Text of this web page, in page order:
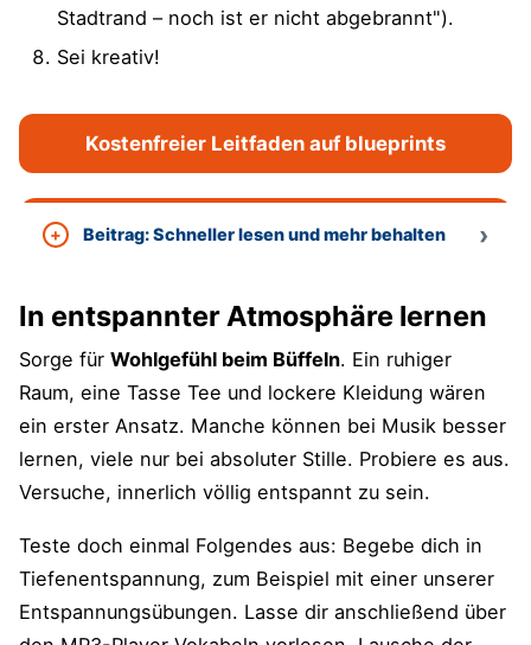
Stadtrand – noch ist er nicht abgebrannt").
Sei kreativ!
Kostenfreier Leitfaden auf blueprints
Beitrag: Schneller lesen und mehr behalten
In entspannter Atmosphäre lernen
Sorge für Wohlgefühl beim Büffeln. Ein ruhiger
Raum, eine Tasse Tee und lockere Kleidung wären
ein erster Ansatz. Manche können bei Musik besser
lernen, viele nur bei absoluter Stille. Probiere es aus.
Versuche, innerlich völlig entspannt zu sein.
Teste doch einmal Folgendes aus: Begebe dich in
Tiefenentspannung, zum Beispiel mit einer unserer
Entspannungsübungen. Lasse dir anschließend über